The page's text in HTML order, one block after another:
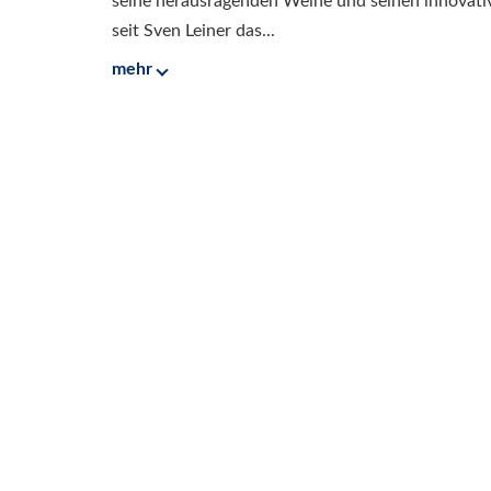
seit Sven Leiner das...
mehr